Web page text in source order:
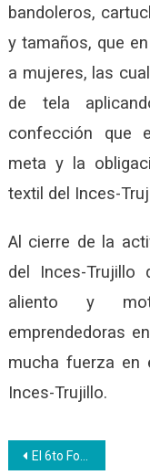
bandoleros,
y tamaños, que
a mujeres, las
de tela
confección que
meta y la
textil del Inces-
Al cierre de la
del Inces-Trujillo
aliento y
emprendedoras
mucha fuerza en
Inces-Trujillo.
Navegación
El 6to Foro de Gastronomía Venezolana promete sorpresas